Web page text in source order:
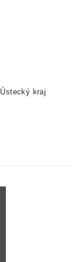
kraj